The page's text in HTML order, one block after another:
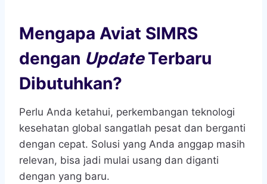
Mengapa Aviat SIMRS
dengan UpdateTerbaru
Dibutuhkan?
Perlu Anda ketahui, perkembangan teknologi
kesehatan global sangatlah pesat dan berganti
dengan cepat. Solusi yang Anda anggap masih
relevan, bisa jadi mulai usang dan diganti
dengan yang baru.